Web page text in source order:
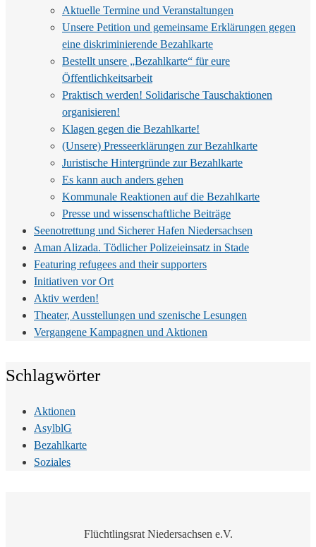
Aktuelle Termine und Veranstaltungen
Unsere Petition und gemeinsame Erklärungen gegen
eine diskriminierende Bezahlkarte
Bestellt unsere „Bezahlkarte“ für eure
Öffentlichkeitsarbeit
Praktisch werden! Solidarische Tauschaktionen
organisieren!
Klagen gegen die Bezahlkarte!
(Unsere) Presseerklärungen zur Bezahlkarte
Juristische Hintergründe zur Bezahlkarte
Es kann auch anders gehen
Kommunale Reaktionen auf die Bezahlkarte
Presse und wissenschaftliche Beiträge
Seenotrettung und Sicherer Hafen Niedersachsen
Aman Alizada. Tödlicher Polizeieinsatz in Stade
Featuring refugees and their supporters
Initiativen vor Ort
Aktiv werden!
Theater, Ausstellungen und szenische Lesungen
Vergangene Kampagnen und Aktionen
Schlagwörter
Aktionen
AsylblG
Bezahlkarte
Soziales
Flüchtlingsrat Niedersachsen e.V.